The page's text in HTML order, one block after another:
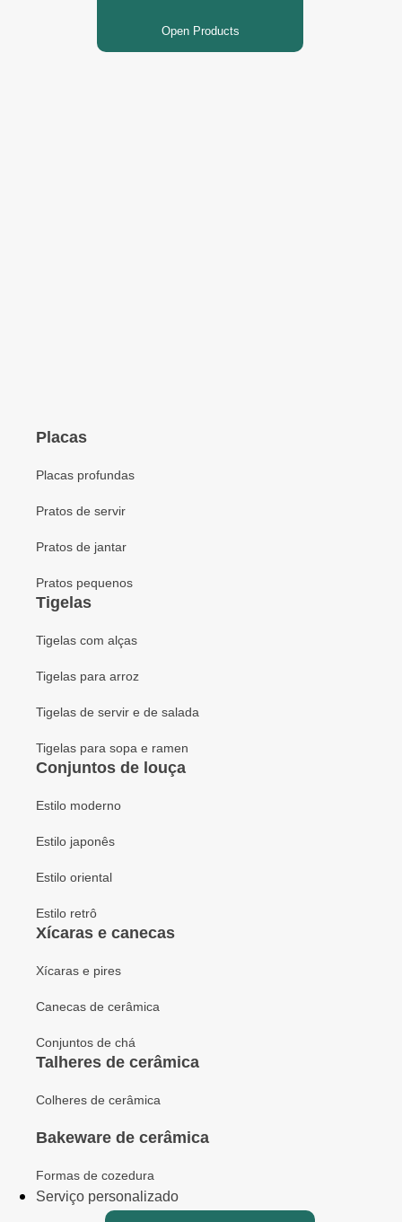
Open Products
Placas
Placas profundas
Pratos de servir
Pratos de jantar
Pratos pequenos
Tigelas
Tigelas com alças
Tigelas para arroz
Tigelas de servir e de salada
Tigelas para sopa e ramen
Conjuntos de louça
Estilo moderno
Estilo japonês
Estilo oriental
Estilo retrô
Xícaras e canecas
Xícaras e pires
Canecas de cerâmica
Conjuntos de chá
Talheres de cerâmica
Colheres de cerâmica
Bakeware de cerâmica
Formas de cozedura
Serviço personalizado